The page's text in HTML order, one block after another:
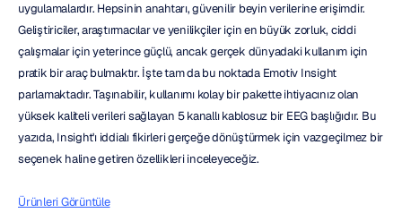
uygulamalardır. Hepsinin anahtarı, güvenilir beyin verilerine erişimdir.
Geliştiriciler, araştırmacılar ve yenilikçiler için en büyük zorluk, ciddi
çalışmalar için yeterince güçlü, ancak gerçek dünyadaki kullanım için
pratik bir araç bulmaktır. İşte tam da bu noktada Emotiv Insight
parlamaktadır. Taşınabilir, kullanımı kolay bir pakette ihtiyacınız olan
yüksek kaliteli verileri sağlayan 5 kanallı kablosuz bir EEG başlığıdır. Bu
yazıda, Insight'ı iddialı fikirleri gerçeğe dönüştürmek için vazgeçilmez bir
seçenek haline getiren özellikleri inceleyeceğiz.
Ürünleri Görüntüle